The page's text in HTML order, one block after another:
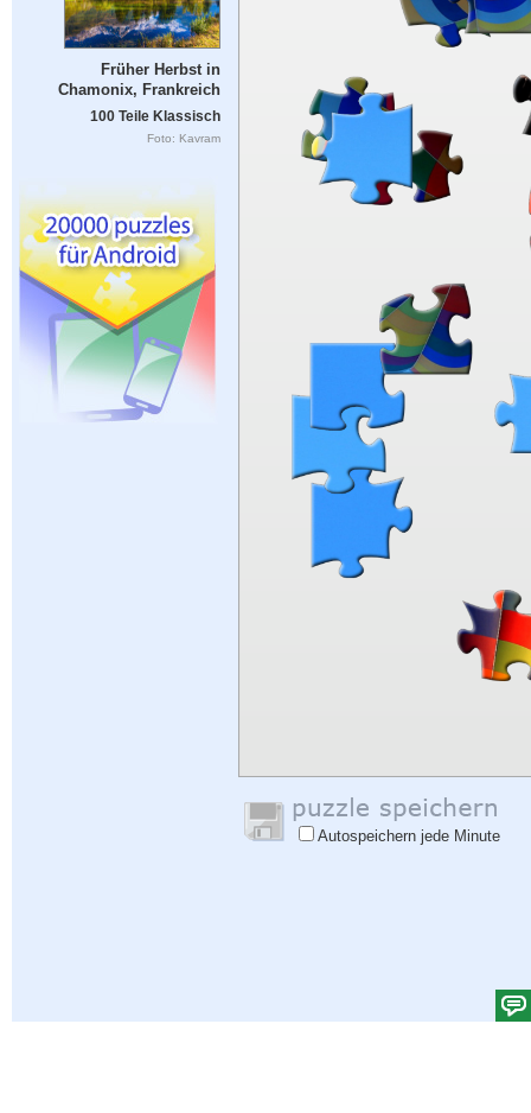
Früher Herbst in
Chamonix, Frankreich
100 Teile Klassisch
Foto: Kavram
Autospeichern jede Minute